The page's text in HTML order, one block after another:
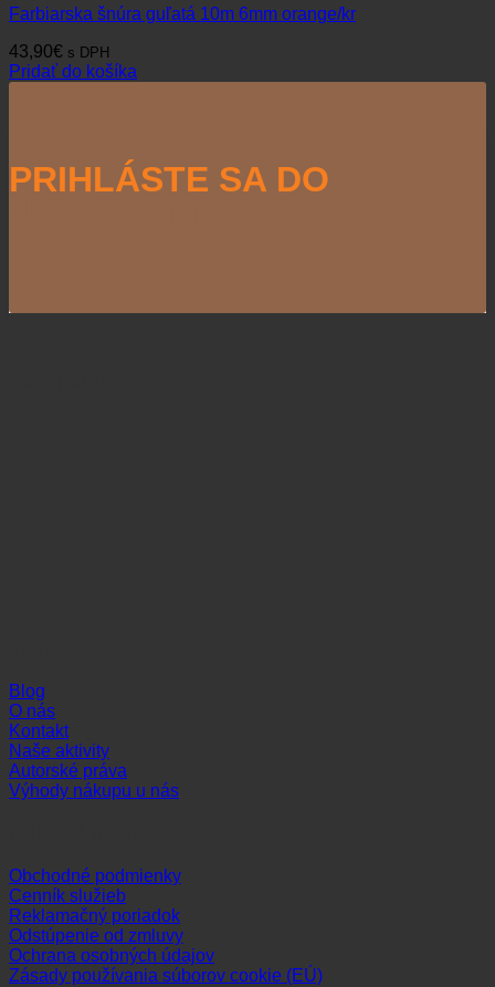
Farbiarska šnúra guľatá 10m 6mm orange/kr
43,90€ s DPH
Pridať do košíka
PRIHLÁSTE SA DO
Blog
O nás
Kontakt
Naše aktivity
Autorské práva
Výhody nákupu u nás
Obchodné podmienky
Cenník služieb
Reklamačný poriadok
Odstúpenie od zmluvy
Ochrana osobných údajov
Zásady používania súborov cookie (EÚ)